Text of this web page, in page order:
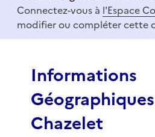
f
Connectez-vous à l'Espace
modifier ou compléter cette
Informations
Chazelet